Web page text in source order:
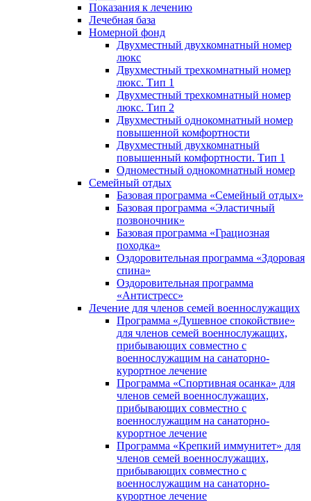
Показания к лечению
Лечебная база
Номерной фонд
Двухместный двухкомнатный номер
люкс
Двухместный трехкомнатный номер
люкс. Тип 1
Двухместный трехкомнатный номер
люкс. Тип 2
Двухместный однокомнатный номер
повышенной комфортности
Двухместный двухкомнатный
повышенный комфортности. Тип 1
Одноместный однокомнатный номер
Семейный отдых
Базовая программа «Семейный отдых»
Базовая программа «Эластичный
позвоночник»
Базовая программа «Грациозная
походка»
Оздоровительная программа «Здоровая
спина»
Оздоровительная программа
«Антистресс»
Лечение для членов семей военнослужащих
Программа «Душевное спокойствие»
для членов семей военнослужащих,
прибывающих совместно с
военнослужащим на санаторно-
курортное лечение
Программа «Спортивная осанка» для
членов семей военнослужащих,
прибывающих совместно с
военнослужащим на санаторно-
курортное лечение
Программа «Крепкий иммунитет» для
членов семей военнослужащих,
прибывающих совместно с
военнослужащим на санаторно-
курортное лечение